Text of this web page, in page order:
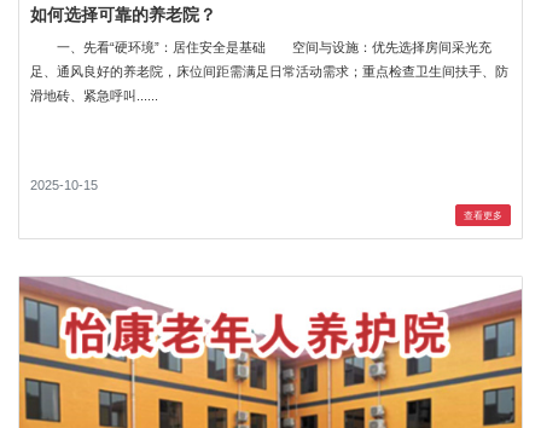
如何选择可靠的养老院？
一、先看“硬环境”：居住安全是基础 空间与设施：优先选择房间采光充
足、通风良好的养老院，床位间距需满足日常活动需求；重点检查卫生间扶手、防
滑地砖、紧急呼叫......
2025-10-15
查看更多